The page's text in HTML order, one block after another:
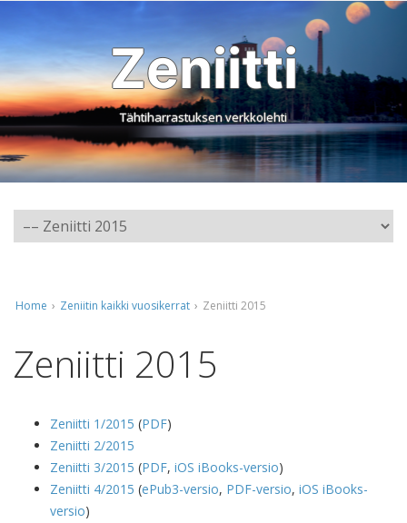
Zeniitti
Tähtiharrastuksen verkkolehti
Home › Zeniitin kaikki vuosikerrat › Zeniitti 2015
Zeniitti 2015
Zeniitti 1/2015 (PDF)
Zeniitti 2/2015
Zeniitti 3/2015 (PDF, iOS iBooks-versio)
Zeniitti 4/2015 (ePub3-versio, PDF-versio, iOS iBooks-
versio)